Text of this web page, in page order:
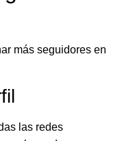
más seguidores en
las redes